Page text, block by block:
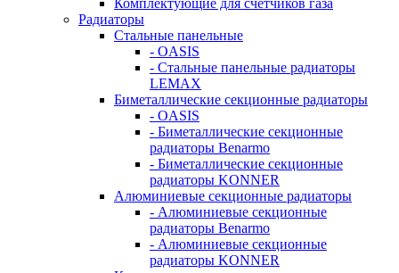
Комплектующие для счетчиков газа
Радиаторы
Стальные панельные
- OASIS
- Стальные панельные радиаторы
LEMAX
Биметаллические секционные радиаторы
- OASIS
- Биметаллические секционные
радиаторы Benarmo
- Биметаллические секционные
радиаторы KONNER
Алюминиевые секционные радиаторы
- Алюминиевые секционные
радиаторы Benarmo
- Алюминиевые секционные
радиаторы KONNER